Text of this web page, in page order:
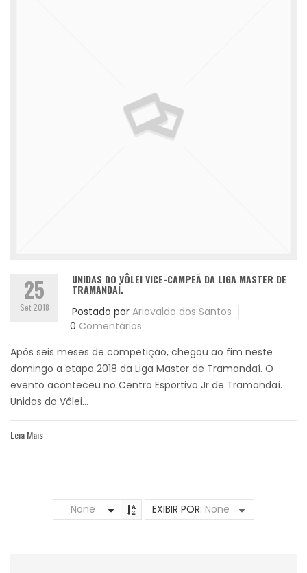
25
Set 2018
UNIDAS DO VÔLEI VICE-CAMPEÃ DA LIGA MASTER DE
TRAMANDAÍ.
Postado por Ariovaldo dos Santos
0 Comentários
Após seis meses de competição, chegou ao fim neste
domingo a etapa 2018 da Liga Master de Tramandaí. O
evento aconteceu no Centro Esportivo Jr de Tramandaí.
Unidas do Vôlei...
Leia Mais
None EXIBIR POR: None